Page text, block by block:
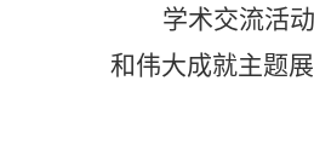
学术交流活
和伟大成就主题